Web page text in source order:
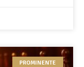
PROMINENTE